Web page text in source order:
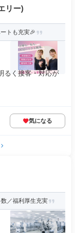
リー)
トも充実🎉
るく接客・対応が
気になる
／福利厚生充実